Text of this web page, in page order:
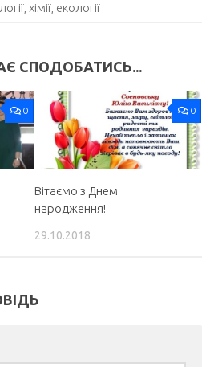
хімії, екології
СПОДОБАТИСЬ...
0 0
Вітаємо з Днем
народження!
29.10.2018